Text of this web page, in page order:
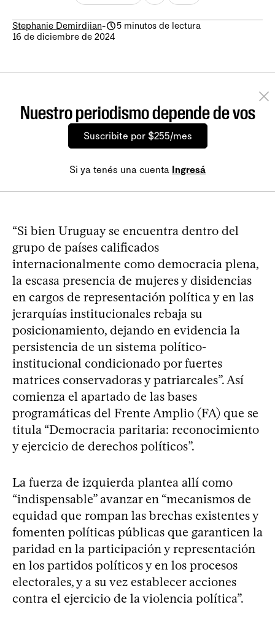
Stephanie Demirdjian-
5 minutos de lectura
16 de diciembre de 2024
Nuestro periodismo depende de vos
Suscribite por $255/mes
Si ya tenés una cuenta Ingresá
“Si bien Uruguay se encuentra dentro del
grupo de países calificados
internacionalmente como democracia plena,
la escasa presencia de mujeres y disidencias
en cargos de representación política y en las
jerarquías institucionales rebaja su
posicionamiento, dejando en evidencia la
persistencia de un sistema político-
institucional condicionado por fuertes
matrices conservadoras y patriarcales”. Así
comienza el apartado de las bases
programáticas del Frente Amplio (FA) que se
titula “Democracia paritaria: reconocimiento
y ejercicio de derechos políticos”.
La fuerza de izquierda plantea allí como
“indispensable” avanzar en “mecanismos de
equidad que rompan las brechas existentes y
fomenten políticas públicas que garanticen la
paridad en la participación y representación
en los partidos políticos y en los procesos
electorales, y a su vez establecer acciones
contra el ejercicio de la violencia política”.